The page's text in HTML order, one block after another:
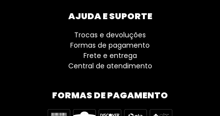
AJUDA E SUPORTE
Trocas e devoluções
Formas de pagamento
Frete e entrega
Central de atendimento
FORMAS DE PAGAMENTO